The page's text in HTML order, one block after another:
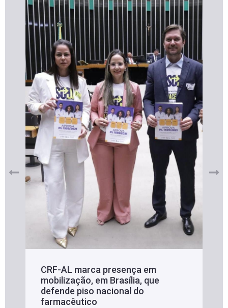
CRF-AL marca presença em
mobilização, em Brasília, que
defende piso nacional do
farmacêutico